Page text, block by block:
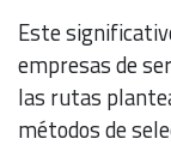
Este
empresas de
las rutas
métodos de